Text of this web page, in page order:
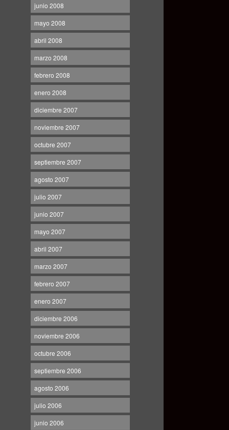
junio 2008
mayo 2008
abril 2008
marzo 2008
febrero 2008
enero 2008
diciembre 2007
noviembre 2007
octubre 2007
septiembre 2007
agosto 2007
julio 2007
junio 2007
mayo 2007
abril 2007
marzo 2007
febrero 2007
enero 2007
diciembre 2006
noviembre 2006
octubre 2006
septiembre 2006
agosto 2006
julio 2006
junio 2006